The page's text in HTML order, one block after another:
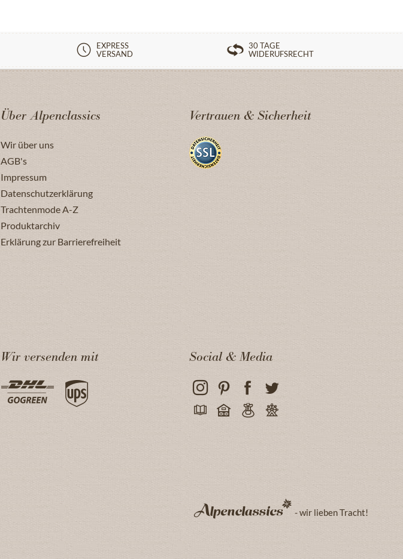
EXPRESS
VERSAND
30 TAGE
WIDERUFSRECHT
Über Alpenclassics
Wir über uns
AGB's
Impressum
Datenschutzerklärung
Trachtenmode A-Z
Produktarchiv
Erklärung zur Barrierefreiheit
Vertrauen & Sicherheit
Wir versenden mit Social & Media
- wir lieben Tracht!